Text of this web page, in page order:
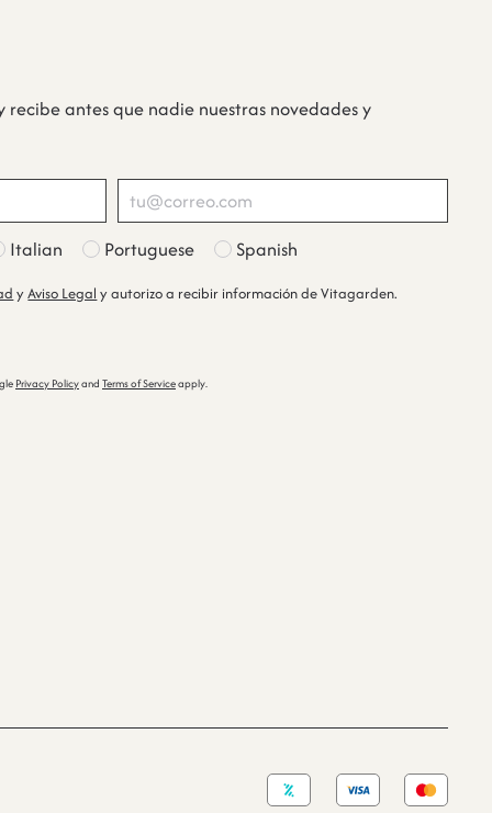
antes que nadie nuestras novedades y
Italian Portuguese Spanish
yAviso Legal y autorizo a recibir información de Vitagarden.
Privacy Policyand Terms of Serviceapply.